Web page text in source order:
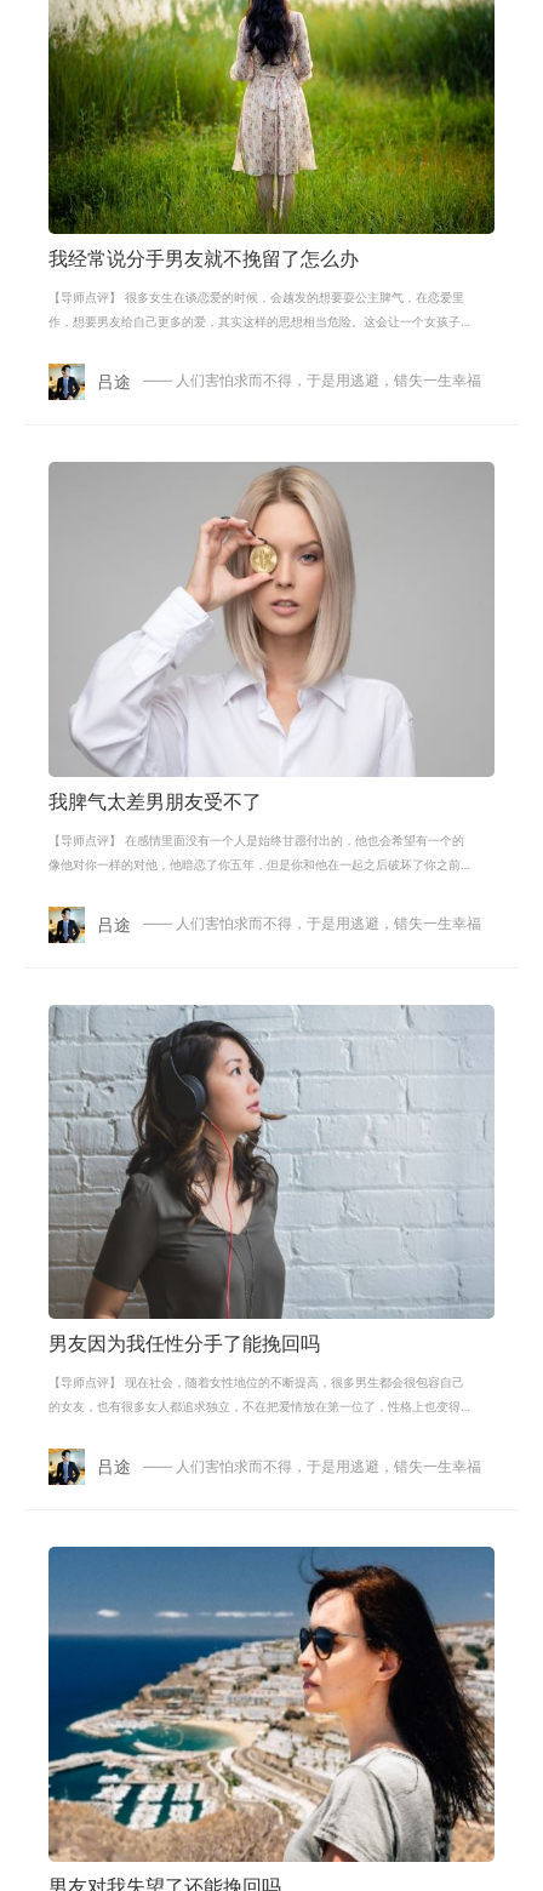
我经常说分手男友就不挽留了怎么办
【导师点评】 很多女生在谈恋爱的时候，会越发的想要耍公主脾气，在恋爱里
作，想要男友给自己更多的爱，其实这样的思想相当危险。这会让一个女孩子
吕途 —— 人们害怕求而不得，于是用逃避，错失一生幸福
我脾气太差男朋友受不了
【导师点评】 在感情里面没有一个人是始终甘愿付出的，他也会希望有一个的
像他对你一样的对他，他暗恋了你五年，但是你和他在一起之后破坏了你之前
吕途 —— 人们害怕求而不得，于是用逃避，错失一生幸福
男友因为我任性分手了能挽回吗
【导师点评】 现在社会，随着女性地位的不断提高，很多男生都会很包容自己
的女友，也有很多女人都追求独立，不在把爱情放在第一位了，性格上也变得
吕途 —— 人们害怕求而不得，于是用逃避，错失一生幸福
男友对我失望了还能挽回吗